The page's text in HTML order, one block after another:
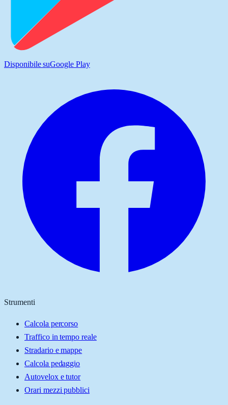
Disponibile suGoogle Play
Strumenti
Calcola percorso
Traffico in tempo reale
Stradario e mappe
Calcola pedaggio
Autovelox e tutor
Orari mezzi pubblici